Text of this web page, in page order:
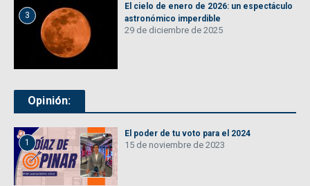
3
El cielo de enero de 2026: un espectáculo
astronómico imperdible
29 de diciembre de 2025
Opinión:
1
El poder de tu voto para el 2024
15 de noviembre de 2023